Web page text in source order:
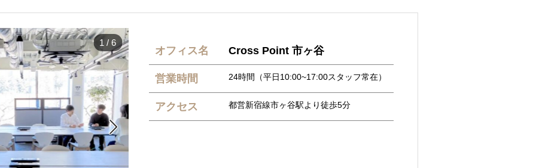

1 / 6
オフィス名 Cross Point 市ヶ谷
営業時間 24時間（平日10:00~17:00スタッフ常在）​
アクセス 都営新宿線市ヶ谷駅より徒歩5分